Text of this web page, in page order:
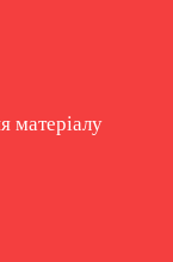
матеріалу